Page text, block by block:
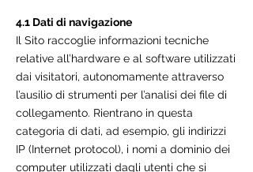
4.1 Dati di navigazione
Il Sito raccoglie informazioni tecniche
relative all’hardware e al software utilizzati
dai visitatori, autonomamente attraverso
l’ausilio di strumenti per l’analisi dei file di
collegamento. Rientrano in questa
categoria di dati, ad esempio, gli indirizzi
IP (Internet protocol), i nomi a dominio dei
computer utilizzati dagli utenti che si